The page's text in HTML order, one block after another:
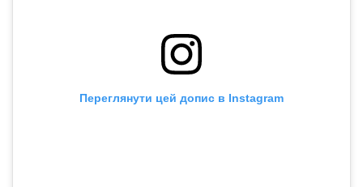
Переглянути цей допис в Instagram